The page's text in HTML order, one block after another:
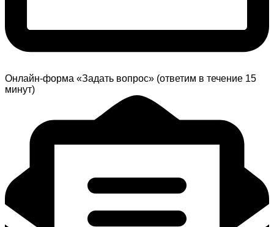
Онлайн-форма «Задать вопрос» (ответим в течение 15
минут)